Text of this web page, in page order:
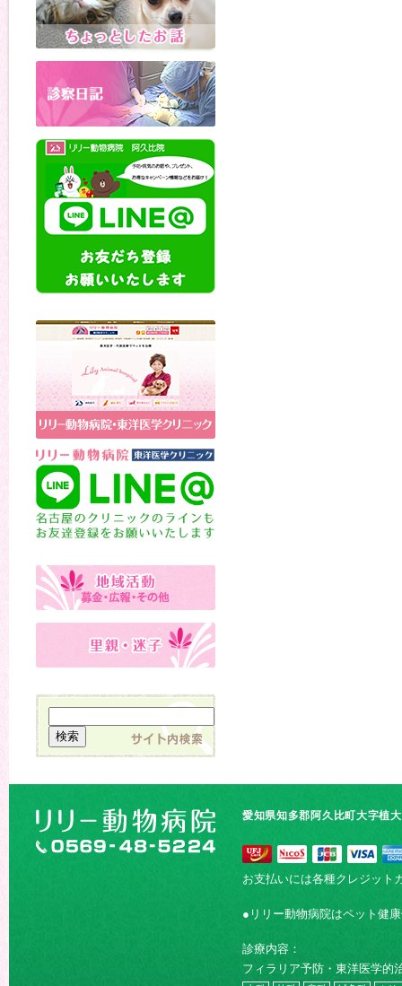
愛知県知多郡阿久比町大字植
お支払いには各種クレジット
●リリー動物病院はペット健
診療内容：
フィラリア予防・東洋医学的